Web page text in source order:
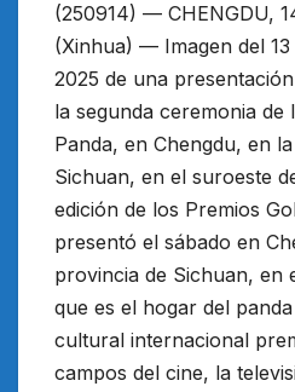
(250914) — CHENGDU,
(Xinhua) — Imagen del 13
2025 de una
la segunda ceremonia de
Panda, en Chengdu, en
Sichuan, en el suroeste
edición de los Premios
presentó el sábado en
provincia de Sichuan, en
que es el hogar del
cultural internacional
campos del cine, la